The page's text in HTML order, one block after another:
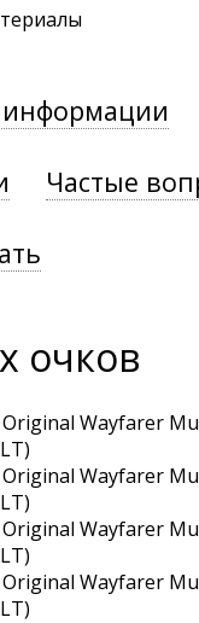
Частые
очков